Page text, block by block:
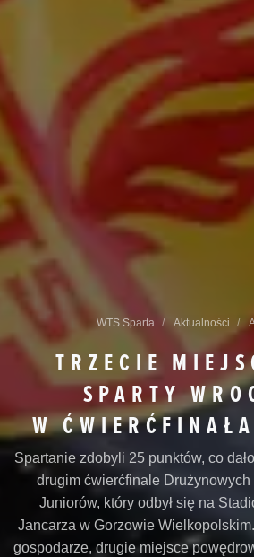
WTS Sparta Aktualności
TRZECIE
SPARTY
W
Spartanie zdobyli 25 punktów, co
drugim ćwierćfinale
Juniorów, który odbył się na
Jancarza w Gorzowie
gospodarze, drugie miejsce